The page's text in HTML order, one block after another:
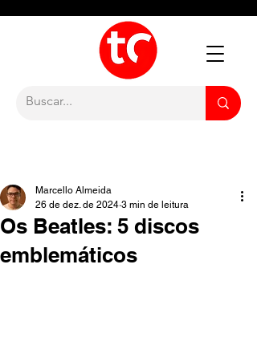
Os Beatles: 5 discos
emblemáticos
Marcello Almeida
26 de dez. de 2024 3 min de leitura